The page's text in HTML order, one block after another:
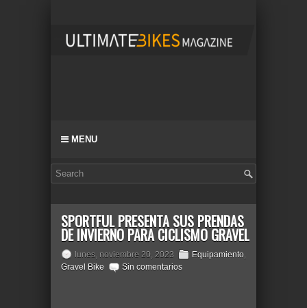
MENU
SPORTFUL PRESENTA SUS PRENDAS
DE INVIERNO PARA CICLISMO GRAVEL
lunes, noviembre 20, 2023 Equipamiento,
Gravel Bike
Sin comentarios